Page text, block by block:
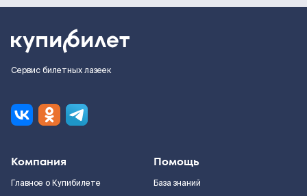
Сервис билетных лазеек
Компания
Главное о Купибилете
Помощь
База знаний